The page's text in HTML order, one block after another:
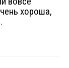
хороша,